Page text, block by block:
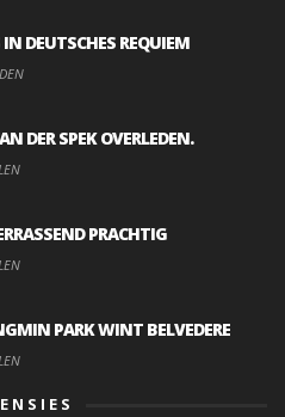
IN DEUTSCHES REQUIEM
DER SPEK OVERLEDEN.
PRACHTIG
PARK WINT BELVEDERE